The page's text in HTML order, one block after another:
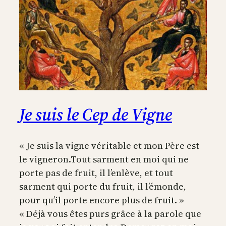
Je suis le Cep de Vigne
« Je suis la vigne véritable et mon Père est
le vigneron.Tout sarment en moi qui ne
porte pas de fruit, il l’enlève, et tout
sarment qui porte du fruit, il l’émonde,
pour qu’il porte encore plus de fruit. »
« Déjà vous êtes purs grâce à la parole que